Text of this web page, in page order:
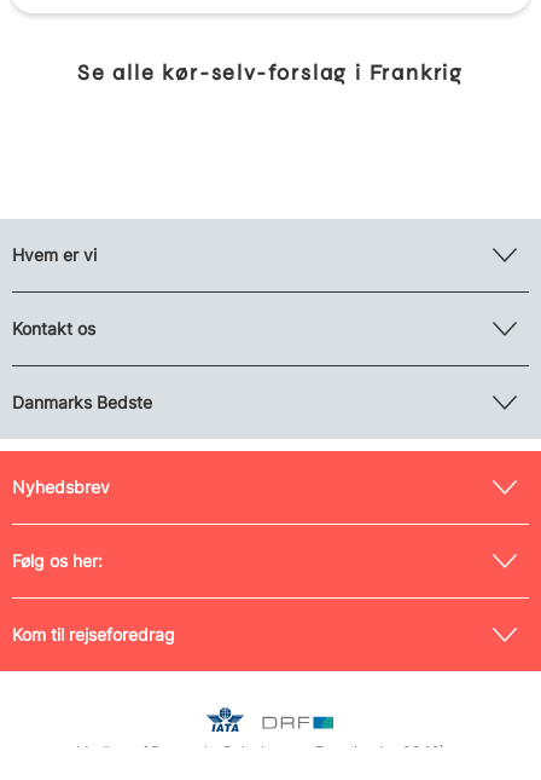
Se alle kør-selv-forslag i Frankrig
Hvem er vi
Kontakt os
Danmarks Bedste
Nyhedsbrev
Følg os her:
Kom til rejseforedrag
Medlem af Danmarks Rejsebureau-Forening (nr. 0042) og